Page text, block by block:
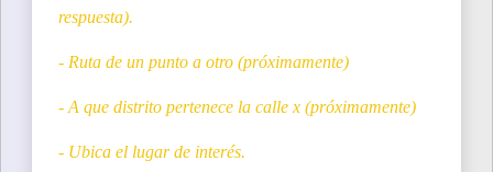
respuesta).
- Ruta de un punto a otro (próximamente)
- A que distrito pertenece la calle x (próximamente)
- Ubica el lugar de interés.